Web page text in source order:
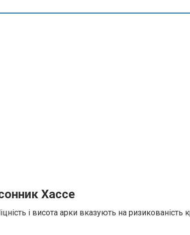
Хассе
і висота арки вказують на ризикованість